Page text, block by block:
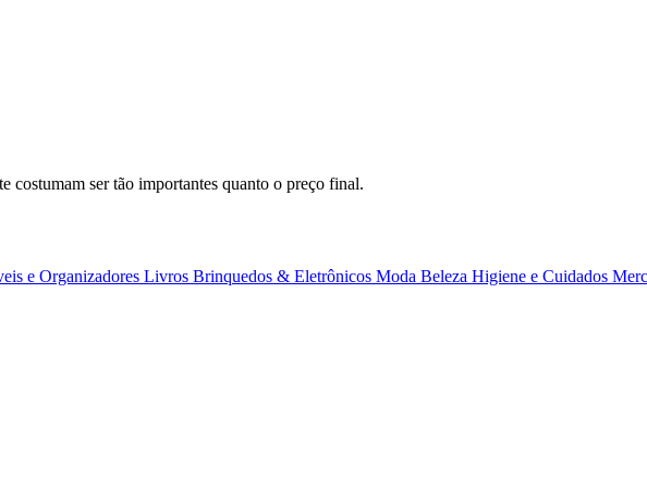
costumam ser tão importantes quanto o preço final.
e Organizadores Livros Brinquedos & Eletrônicos Moda Beleza Higiene e Cuidados